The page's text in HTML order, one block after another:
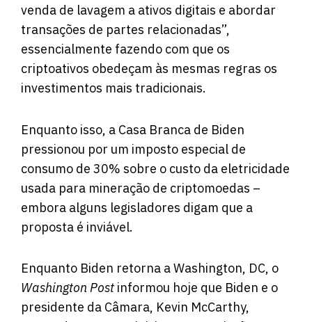
venda de lavagem a ativos digitais e abordar
transações de partes relacionadas”,
essencialmente fazendo com que os
criptoativos obedeçam às mesmas regras os
investimentos mais tradicionais.
Enquanto isso, a Casa Branca de Biden
pressionou por um imposto especial de
consumo de 30% sobre o custo da eletricidade
usada para mineração de criptomoedas –
embora alguns legisladores digam que a
proposta é inviável.
Enquanto Biden retorna a Washington, DC, o
Washington Post informou hoje que Biden e o
presidente da Câmara, Kevin McCarthy,